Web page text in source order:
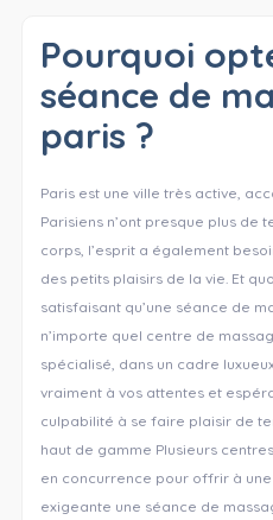
Pourquoi
séance de
paris ?
Paris est une ville très active,
Parisiens n’ont presque plus de
corps, l’esprit a également
des petits plaisirs de la vie. Et
satisfaisant qu’une séance de
n’importe quel centre de
spécialisé, dans un cadre
vraiment à vos attentes et
culpabilité à se faire plaisir de
haut de gamme Plusieurs
en concurrence pour offrir à
exigeante une séance de